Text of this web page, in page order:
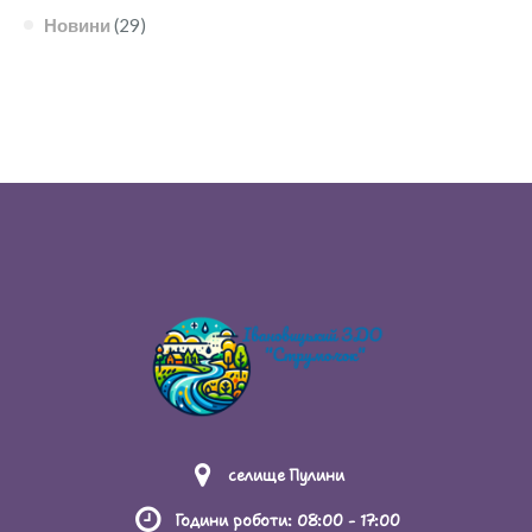
ВІДПОВІДАЛЬНІСТЬ ОСІБ, ПРИЧЕТНИХ ДО
БУЛІНГУ
РІЧНИЙ ЗВІТ ПРО ДІЯЛЬНІСТЬ ЗАКЛАДУ
РОЗМІР ПЛАТИ ЗА НАВЧАННЯ ЗДОБУВАЧІВ
СТАТУТ ЗАКЛАДУ ОСВІТИ
Новини (29)
селище Пулини
Години роботи: 08:00 - 17:00